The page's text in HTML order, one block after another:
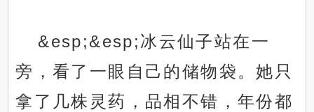
&esp;&esp;冰云仙子站在一
旁，看了一眼自己的储物袋。她只
拿了几株灵药，品相不错，年份都